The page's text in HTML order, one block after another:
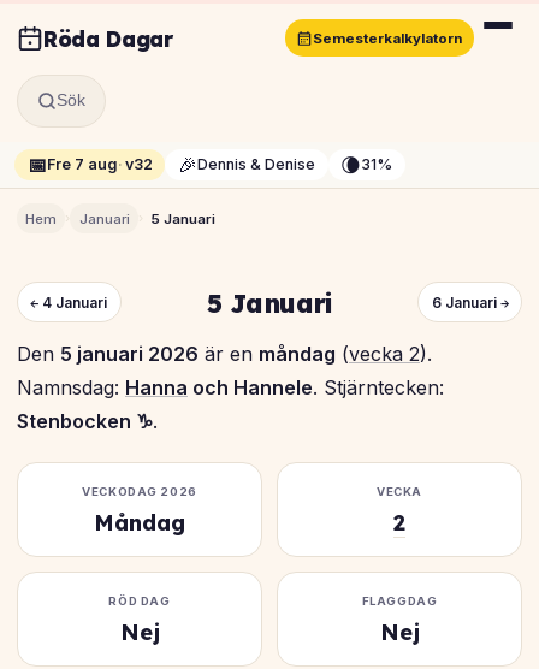
Röda Dagar Semesterkalkylatorn
Sök
📅Fre 7 aug· v32 🎉Dennis & Denise 🌘31%
Hem Januari 5 Januari
← 4 Januari 5 Januari 6 Januari →
Den 5 januari 2026 är en måndag (vecka 2).
Namnsdag: Hanna och Hannele. Stjärntecken:
Stenbocken ♑.
VECKODAG 2026
Måndag
VECKA
2
RÖD DAG
Nej
FLAGGDAG
Nej